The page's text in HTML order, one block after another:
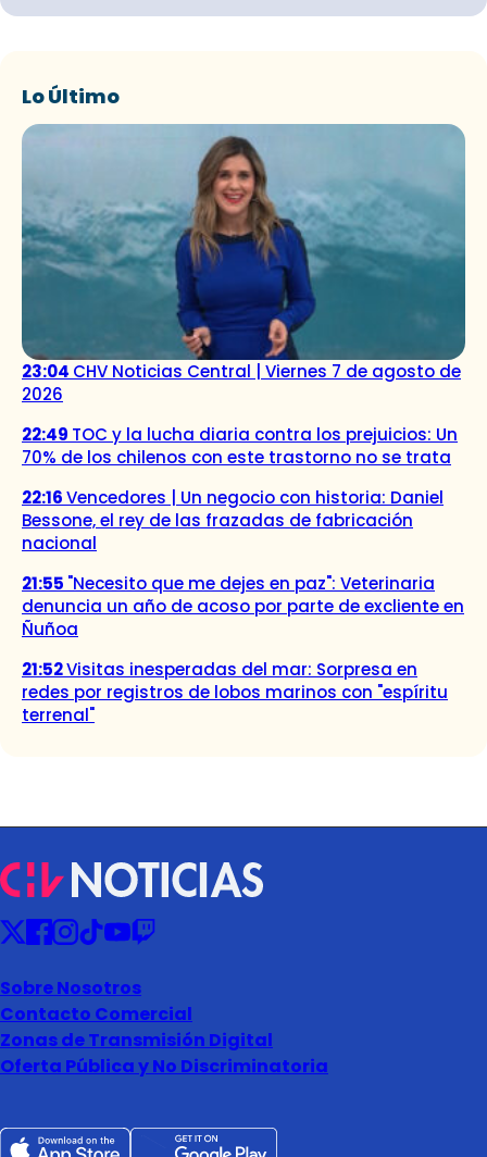
Lo Último
23:04 CHV Noticias Central | Viernes 7 de agosto de
2026
22:49 TOC y la lucha diaria contra los prejuicios: Un
70% de los chilenos con este trastorno no se trata
22:16Vencedores | Un negocio con historia: Daniel
Bessone, el rey de las frazadas de fabricación
nacional
21:55 "Necesito que me dejes en paz": Veterinaria
denuncia un año de acoso por parte de excliente en
Ñuñoa
21:52Visitas inesperadas del mar: Sorpresa en
redes por registros de lobos marinos con "espíritu
terrenal"
Sobre Nosotros
Contacto Comercial
Zonas de Transmisión Digital
Oferta Pública y No Discriminatoria